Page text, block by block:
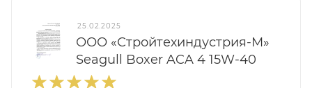
25.02.2025
ООО «Стройтехиндустрия-М»
Seagull Boxer ACA 4 15W-40